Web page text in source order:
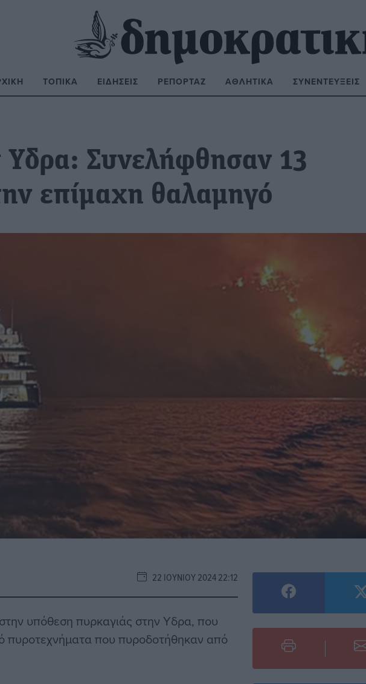
ΤΟΠΙΚΆ ΕΙΔΉΣΕΙΣ ΡΕΠΟΡΤΆΖ ΑΘΛΗΤΙΚΆ ΣΥΝΕΝΤΕΎΞΕΙΣ
Συνελήφθησαν 13
επίμαχη θαλαμηγό
22 ΙΟΥΝΊΟΥ 2024 22:12
στην υπόθεση πυρκαγιάς στην Υδρα, που
πυροτεχνήματα που πυροδοτήθηκαν από